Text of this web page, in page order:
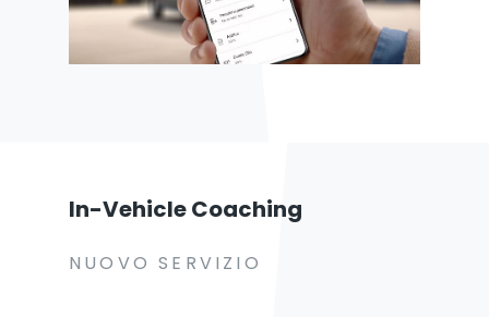
In-Vehicle Coaching
NUOVO SERVIZIO